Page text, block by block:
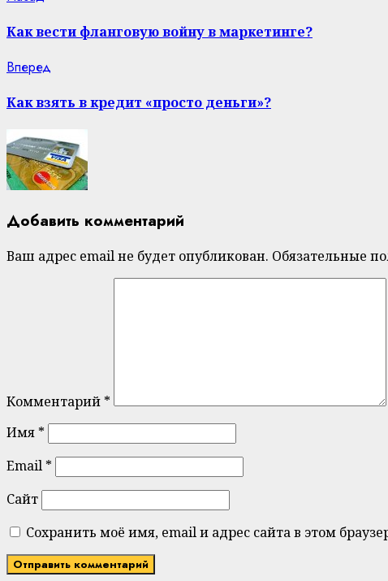
Reading
Как вести фланговую войну в маркетинге?
Вперед
Как взять в кредит «просто деньги»?
Добавить комментарий
Ваш адрес email не будет опубликован. Обязательные
Комментарий *
Имя *
Email *
Сайт
Сохранить моё имя, email и адрес сайта в этом